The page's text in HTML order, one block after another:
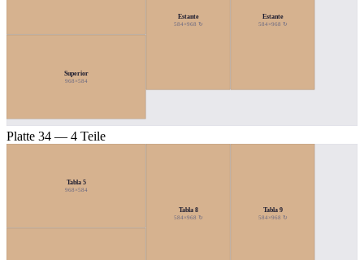
Superior
968×584
Estante
584×968 ↻
Estante
584×968 ↻
Platte 34 — 4 Teile
Tabla 5
968×584
Tabla 8
584×968 ↻
Tabla 9
584×968 ↻